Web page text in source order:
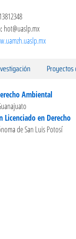
hot@uaslp.mx
Ambiental
Licenciado en Derecho
de San Luis Potosí